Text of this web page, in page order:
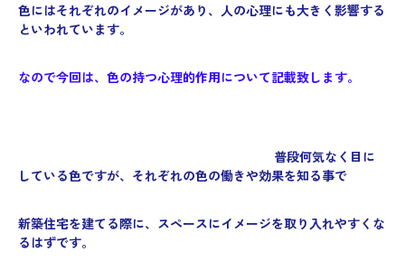
色にはそれぞれのイメージがあり、人の心理にも大きく影響する
といわれています。
なので今回は、色の持つ心理的作用について記載致します。
普段何気なく目に
している色ですが、それぞれの色の働きや効果を知る事で
新築住宅を建てる際に、スペースにイメージを取り入れやすくな
るはずです。